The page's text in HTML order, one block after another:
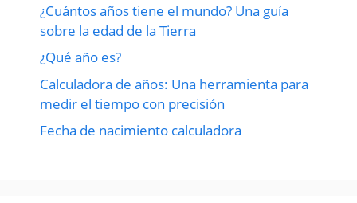
¿Cuántos años tiene el mundo? Una guía
sobre la edad de la Tierra
¿Qué año es?
Calculadora de años: Una herramienta para
medir el tiempo con precisión
Fecha de nacimiento calculadora